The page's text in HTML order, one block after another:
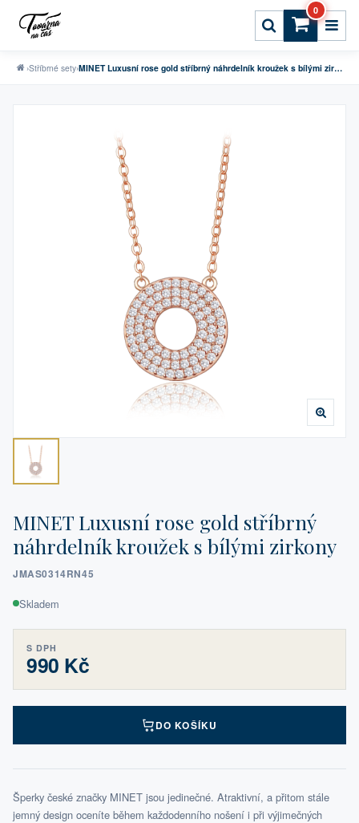
0
›Stříbrné sety› MINET Luxusní rose gold stříbrný náhrdelník kroužek s bílými zirkony
MINET Luxusní rose gold stříbrný
náhrdelník kroužek s bílými zirkony
JMAS0314RN45
Skladem
S DPH
990 Kč
DO KOŠÍKU
Šperky české značky MINET jsou jedinečné. Atraktivní, a přitom stále
jemný design oceníte během každodenního nošení i při výjimečných